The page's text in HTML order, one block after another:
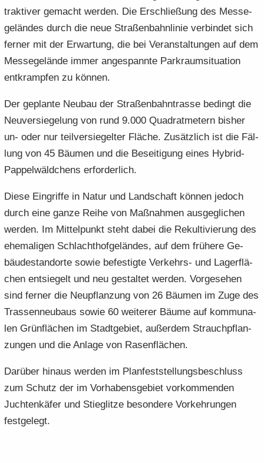
trak­ti­ver ge­macht wer­den. Die Er­schlie­ßung des Mes­se­
ge­län­des durch die neue Stra­ßen­bahn­li­nie ver­bin­det sich
fer­ner mit der Er­war­tung, die bei Ver­an­stal­tun­gen auf dem
Mes­se­ge­län­de immer an­ge­spann­te Park­raum­si­tua­ti­on
ent­kramp­fen zu kön­nen.
Der ge­plan­te Neu­bau der Stra­ßen­bahn­tras­se be­dingt die
Neu­ver­sie­ge­lung von rund 9.000 Qua­drat­me­tern bis­her
un- oder nur teil­ver­sie­gel­ter Flä­che. Zu­sätz­lich ist die Fäl­
lung von 45 Bäu­men und die Be­sei­ti­gung eines Hybrid-​
Pappelwäldchens er­for­der­lich.
Diese Ein­grif­fe in Natur und Land­schaft kön­nen je­doch
durch eine ganze Reihe von Maß­nah­men aus­ge­gli­chen
wer­den. Im Mit­tel­punkt steht dabei die Re­kul­ti­vie­rung des
ehe­ma­li­gen Schlacht­hof­ge­län­des, auf dem frü­he­re Ge­
bäu­de­stand­or­te sowie be­fes­tig­te Verkehrs-​ und La­ger­flä­
chen ent­sie­gelt und neu ge­stal­tet wer­den. Vor­ge­se­hen
sind fer­ner die Neu­pflan­zung von 26 Bäu­men im Zuge des
Tras­sen­neu­baus sowie 60 wei­te­rer Bäume auf kom­mu­na­
len Grün­flä­chen im Stadt­ge­biet, au­ßer­dem Strauch­pflan­
zun­gen und die An­la­ge von Ra­sen­flä­chen.
Dar­über hin­aus wer­den im Plan­fest­stel­lungs­be­schluss
zum Schutz der im Vor­ha­bens­ge­biet vor­kom­men­den
Juch­ten­kä­fer und Stieg­lit­ze be­son­de­re Vor­keh­run­gen
fest­ge­legt.